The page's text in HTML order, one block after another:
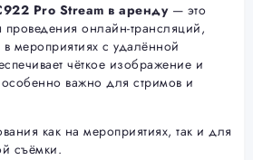
Pro Stream в аренду— это
онлайн-трансляций,
мероприятиях с удалённой
чёткое изображение и
важно для стримов и
как на мероприятиях, так и для
съёмки.